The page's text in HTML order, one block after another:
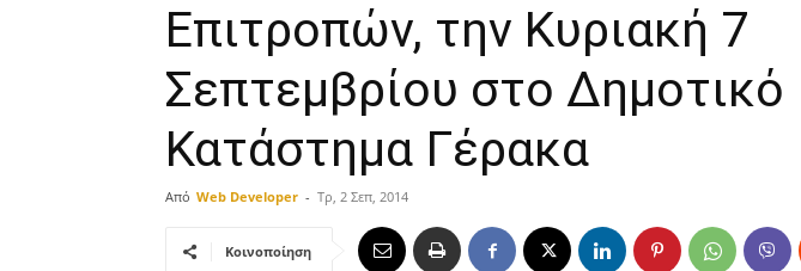
Επιτροπών, την Κυριακή 7
Σεπτεμβρίου στο Δημοτικό
Κατάστημα Γέρακα
Από Web Developer - Τρ, 2 Σεπ, 2014
Κοινοποίηση